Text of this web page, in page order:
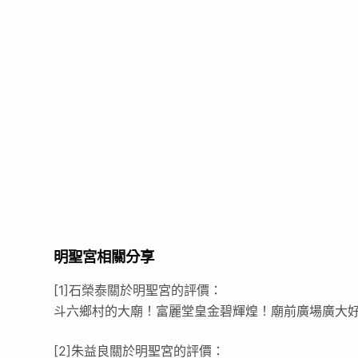
明聖宮相關分享
[1]石榮泰關於明聖宮的評價：
斗六鄉村的大廟！富麗堂皇金碧輝煌！廟前廣場廣大
[2]朱益良關於明聖宮的評價：